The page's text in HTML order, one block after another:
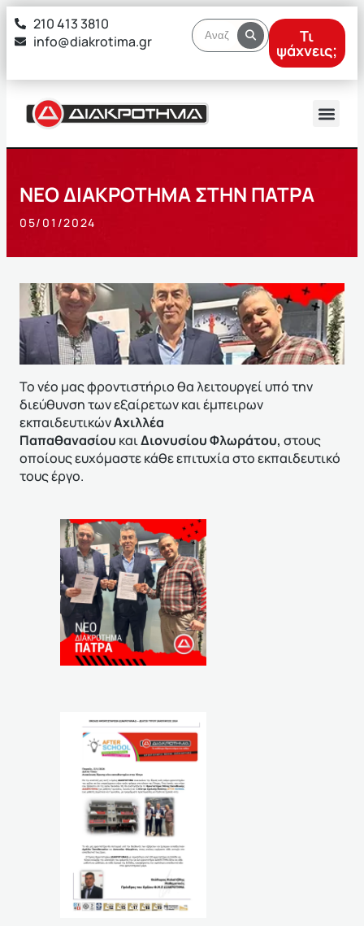
στο
περιεχόμενο
210 413 3810
info@diakrotima.gr
Τι
ψάχνεις;
ΝΕΟ ΔΙΑΚΡΟΤΗΜΑ ΣΤΗΝ ΠΑΤΡΑ
05/01/2024
Το νέο μας φροντιστήριο θα λειτουργεί υπό την
διεύθυνση των εξαίρετων και έμπειρων
εκπαιδευτικώνΑχιλλέα
Παπαθανασίου καιΔιονυσίου Φλωράτου, στους
οποίους ευχόμαστε κάθε επιτυχία στο εκπαιδευτικό
τους έργο.